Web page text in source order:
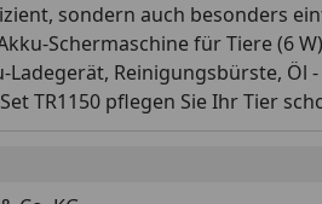
sondern auch besonders
Schermaschine für Tiere (6
Reinigungsbürste,
TR1150 pflegen Sie Ihr Tier